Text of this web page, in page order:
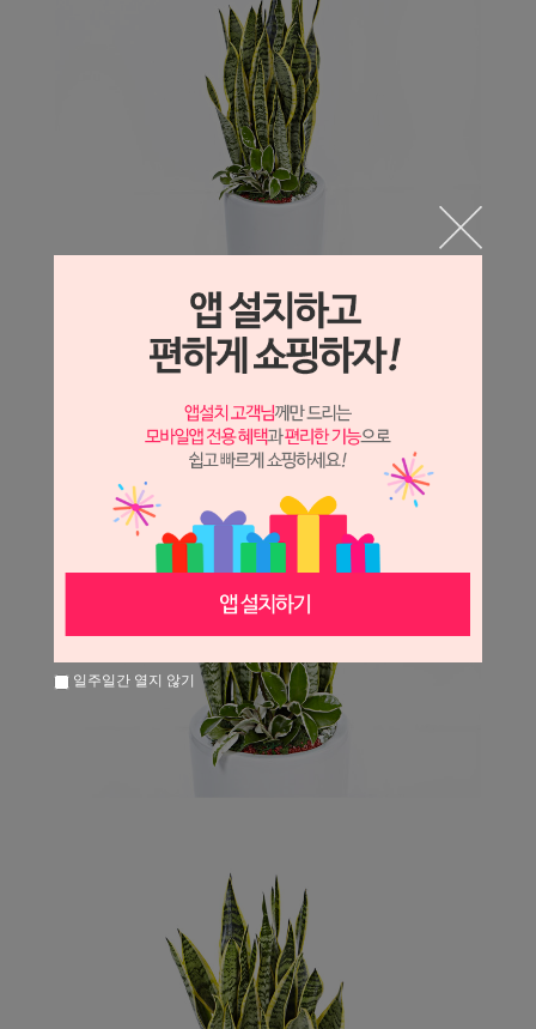
일주일간 열지 않기